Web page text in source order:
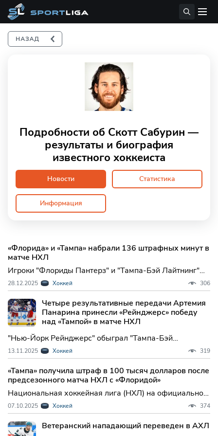
Подробности об Скотт Сабурин —
результаты и биография
известного хоккеиста
Новости Статистика
Информация
«Флорида» и «Тампа» набрали 136 штрафных минут в
матче НХЛ
Игроки "Флориды Пантерз" и "Тампа-Бэй Лайтнинг"
получили 136 штрафных минут в матче регулярного
чемпионата Национальной хоккейной лиги (НХЛ).
Встреча прошла в ночь на во...
28.12.2025 Хоккей 306
Четыре результативные передачи Артемия
Панарина принесли «Рейнджерс» победу
над «Тампой» в матче НХЛ
"Нью-Йорк Рейнджерс" обыграл "Тампа-Бэй
Лайтнинг" в матче регулярного чемпионата
Национальной хоккейной лиги (НХЛ). Встреча в Тампе
завершилась со счетом 7:3 (4:3, 1:0, ...
13.11.2025 Хоккей 319
«Тампа» получила штраф в 100 тысяч долларов после
предсезонного матча НХЛ с «Флоридой»
Национальная хоккейная лига (НХЛ) на официальном
сайте объявила, что клуб "Тампа-Бэй Лайтнинг"
оштрафован на 100 тысяч долларов по итогам
предсезонного матча с "Флоридой П...
07.10.2025 Хоккей 374
Ветеранский нападающий переведен в АХЛ